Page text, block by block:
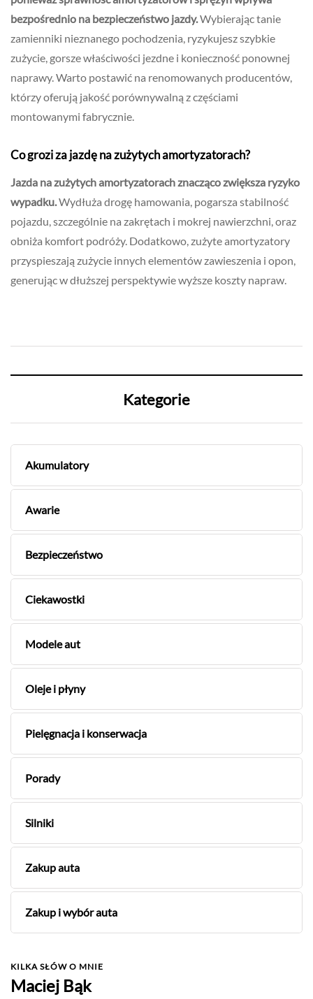
bezpośrednio na bezpieczeństwo jazdy.Wybierając tanie
zamienniki nieznanego pochodzenia, ryzykujesz szybkie
zużycie, gorsze właściwości jezdne i konieczność ponownej
naprawy. Warto postawić na renomowanych producentów,
którzy oferują jakość porównywalną z częściami
montowanymi fabrycznie.
Co grozi za jazdę na zużytych amortyzatorach?
Jazda na zużytych amortyzatorach znacząco zwiększa ryzyko
wypadku.Wydłuża drogę hamowania, pogarsza stabilność
pojazdu, szczególnie na zakrętach i mokrej nawierzchni, oraz
obniża komfort podróży. Dodatkowo, zużyte amortyzatory
przyspieszają zużycie innych elementów zawieszenia i opon,
generując w dłuższej perspektywie wyższe koszty napraw.
Kategorie
Akumulatory
Awarie
Bezpieczeństwo
Ciekawostki
Modele aut
Oleje i płyny
Pielęgnacja i konserwacja
Porady
Silniki
Zakup auta
Zakup i wybór auta
KILKA SŁÓW O MNIE
Maciej Bąk